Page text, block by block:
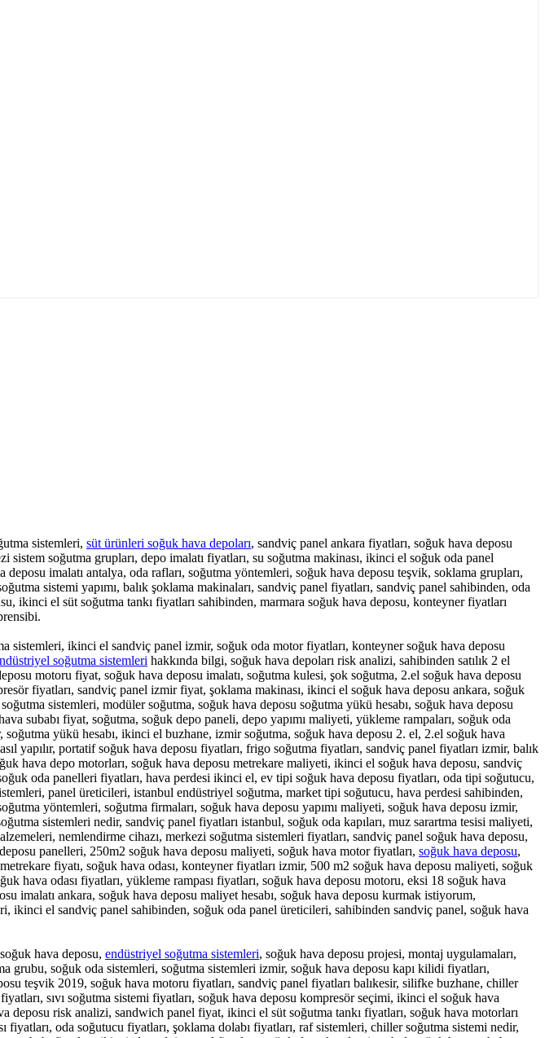
sistemleri, süt ürünleri soğuk hava depoları, sandviç panel ankara fiyatları, soğuk hava deposu
soğutma grupları, depo imalatı fiyatları, su soğutma makinası, ikinci el soğuk oda panel
imalatı antalya, oda rafları, soğutma yöntemleri, soğuk hava deposu teşvik, soklama grupları,
sistemi yapımı, balık şoklama makinaları, sandviç panel fiyatları, sandviç panel sahibinden, oda
el süt soğutma tankı fiyatları sahibinden, marmara soğuk hava deposu, konteyner fiyatları
ikinci el sandviç panel izmir, soğuk oda motor fiyatları, konteyner soğuk hava deposu
soğutma sistemleri hakkında bilgi, soğuk hava depoları risk analizi, sahibinden satılık 2 el
motoru fiyat, soğuk hava deposu imalatı, soğutma kulesi, şok soğutma, 2.el soğuk hava deposu
fiyatları, sandviç panel izmir fiyat, şoklama makinası, ikinci el soğuk hava deposu ankara, soğuk
sistemleri, modüler soğutma, soğuk hava deposu soğutma yükü hesabı, soğuk hava deposu
subabı fiyat, soğutma, soğuk depo paneli, depo yapımı maliyeti, yükleme rampaları, soğuk oda
yükü hesabı, ikinci el buzhane, izmir soğutma, soğuk hava deposu 2. el, 2.el soğuk hava
yapılır, portatif soğuk hava deposu fiyatları, frigo soğutma fiyatları, sandviç panel fiyatları izmir, balık
hava depo motorları, soğuk hava deposu metrekare maliyeti, ikinci el soğuk hava deposu, sandviç
oda panelleri fiyatları, hava perdesi ikinci el, ev tipi soğuk hava deposu fiyatları, oda tipi soğutucu,
panel üreticileri, istanbul endüstriyel soğutma, market tipi soğutucu, hava perdesi sahibinden,
yöntemleri, soğutma firmaları, soğuk hava deposu yapımı maliyeti, soğuk hava deposu izmir,
sistemleri nedir, sandviç panel fiyatları istanbul, soğuk oda kapıları, muz sarartma tesisi maliyeti,
nemlendirme cihazı, merkezi soğutma sistemleri fiyatları, sandviç panel soğuk hava deposu,
panelleri, 250m2 soğuk hava deposu maliyeti, soğuk hava motor fiyatları, soğuk hava deposu,
fiyatı, soğuk hava odası, konteyner fiyatları izmir, 500 m2 soğuk hava deposu maliyeti, soğuk
hava odası fiyatları, yükleme rampası fiyatları, soğuk hava deposu motoru, eksi 18 soğuk hava
imalatı ankara, soğuk hava deposu maliyet hesabı, soğuk hava deposu kurmak istiyorum,
ikinci el sandviç panel sahibinden, soğuk oda panel üreticileri, sahibinden sandviç panel, soğuk hava
hava deposu, endüstriyel soğutma sistemleri, soğuk hava deposu projesi, montaj uygulamaları,
grubu, soğuk oda sistemleri, soğutma sistemleri izmir, soğuk hava deposu kapı kilidi fiyatları,
teşvik 2019, soğuk hava motoru fiyatları, sandviç panel fiyatları balıkesir, silifke buzhane, chiller
sıvı soğutma sistemi fiyatları, soğuk hava deposu kompresör seçimi, ikinci el soğuk hava
risk analizi, sandwich panel fiyat, ikinci el süt soğutma tankı fiyatları, soğuk hava motorları
oda soğutucu fiyatları, şoklama dolabı fiyatları, raf sistemleri, chiller soğutma sistemi nedir,